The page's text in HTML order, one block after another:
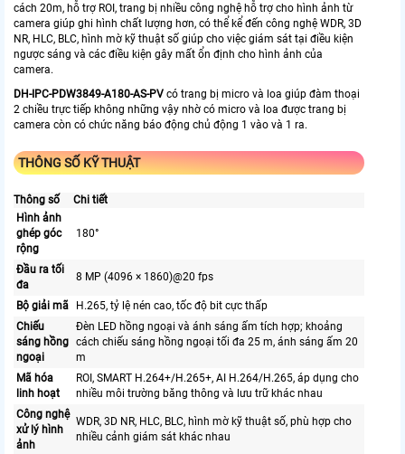
cách 20m, hỗ trợ ROI, trang bị nhiều công nghệ hỗ trợ cho hình ảnh từ
camera giúp ghi hình chất lượng hơn, có thể kể đến công nghệ WDR, 3D
NR, HLC, BLC, hình mờ kỹ thuật số giúp cho việc giám sát tại điều kiện
ngược sáng và các điều kiện gây mất ổn định cho hình ảnh của
camera.
DH-IPC-PDW3849-A180-AS-PV có trang bị micro và loa giúp đàm thoại
2 chiều trực tiếp không những vậy nhờ có micro và loa được trang bị
camera còn có chức năng báo động chủ động 1 vào và 1 ra.
THÔNG SỐ KỸ THUẬT
Thông số
Chi tiết
Hình ảnh
ghép góc
rộng
180°
Đầu ra tối
đa
8 MP (4096 × 1860)@20 fps
Bộ giải mã
H.265, tỷ lệ nén cao, tốc độ bit cực thấp
Chiếu
sáng hồng
ngoại
Đèn LED hồng ngoại và ánh sáng ấm tích hợp; khoảng
cách chiếu sáng hồng ngoại tối đa 25 m, ánh sáng ấm 20
m
Mã hóa
linh hoạt
ROI, SMART H.264+/H.265+, AI H.264/H.265, áp dụng cho
nhiều môi trường băng thông và lưu trữ khác nhau
Công nghệ
xử lý hình
ảnh
WDR, 3D NR, HLC, BLC, hình mờ kỹ thuật số, phù hợp cho
nhiều cảnh giám sát khác nhau